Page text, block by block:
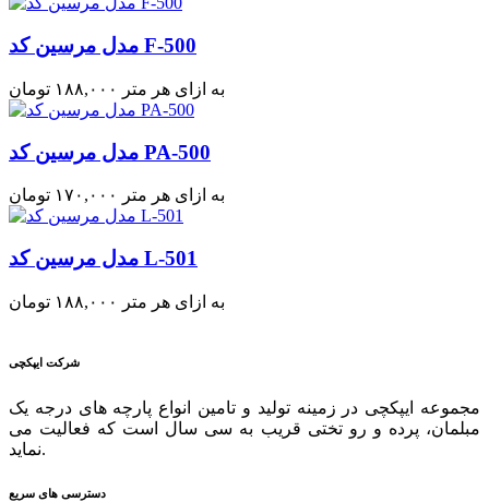
مدل مرسین کد F-500
۱۸۸,۰۰۰ تومان به ازای هر متر
مدل مرسین کد PA-500
۱۷۰,۰۰۰ تومان به ازای هر متر
مدل مرسین کد L-501
۱۸۸,۰۰۰ تومان به ازای هر متر
شرکت ایپکچی
مجموعه ایپکچی در زمینه تولید و تامین انواع پارچه های درجه یک
مبلمان، پرده و رو تختی قریب به سی سال است که فعالیت می
نماید.
دسترسی های سریع